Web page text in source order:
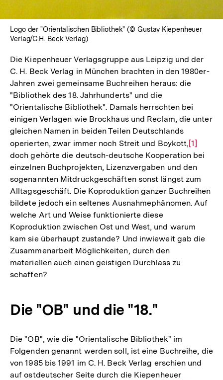
Logo der "Orientalischen Bibliothek" (© Gustav Kiepenheuer
Verlag/C.H. Beck Verlag)
Die Kiepenheuer Verlagsgruppe aus Leipzig und der
C. H. Beck Verlag in München brachten in den 1980er-
Jahren zwei gemeinsame Buchreihen heraus: die
"Bibliothek des 18. Jahrhunderts" und die
"Orientalische Bibliothek". Damals herrschten bei
einigen Verlagen wie Brockhaus und Reclam, die unter
gleichen Namen in beiden Teilen Deutschlands
operierten, zwar immer noch Streit und Boykott,Zur
der
Fußnote
[1]
doch gehörte die deutsch-deutsche Kooperation bei
einzelnen Buchprojekten, Lizenzvergaben und den
sogenannten Mitdruckgeschäften sonst längst zum
Alltagsgeschäft. Die Koproduktion ganzer Buchreihen
bildete jedoch ein seltenes Ausnahmephänomen. Auf
welche Art und Weise funktionierte diese
Koproduktion zwischen Ost und West, und warum
kam sie überhaupt zustande? Und inwieweit gab die
Zusammenarbeit Möglichkeiten, durch den
materiellen auch einen geistigen Durchlass zu
schaffen?
Die "OB" und die "18."
Die "OB", wie die "Orientalische Bibliothek" im
Folgenden genannt werden soll, ist eine Buchreihe, die
von 1985 bis 1991 im C. H. Beck Verlag erschien und
auf ostdeutscher Seite durch die Kiepenheuer